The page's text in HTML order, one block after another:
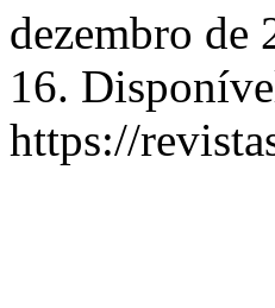
dezembro de
16.
https://